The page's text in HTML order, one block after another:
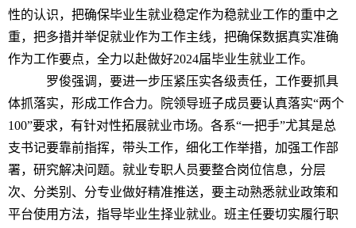
性的认识，把确保毕业生就业稳定作为稳就业工作的重中之
重，把多措并举促就业作为工作主线，把确保数据真实准确
作为工作要点，全力以赴做好2024届毕业生就业工作。
罗俊强调，要进一步压紧压实各级责任，工作要抓具
体抓落实，形成工作合力。院领导班子成员要认真落实“两个
100”要求，有针对性拓展就业市场。各系“一把手”尤其是总
支书记要靠前指挥，带头工作，细化工作举措，加强工作部
署，研究解决问题。就业专职人员要整合岗位信息，分层
次、分类别、分专业做好精准推送，要主动熟悉就业政策和
平台使用方法，指导毕业生择业就业。班主任要切实履行职